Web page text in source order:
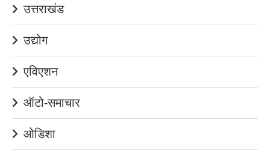
उत्तराखंड
उद्योग
एविएशन
ऑटो-समाचार
ओडिशा